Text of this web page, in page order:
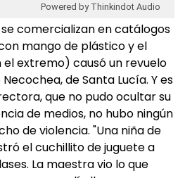
Powered by Thinkindot Audio
comercializan en catálogos
mango de plástico y el
extremo) causó un revuelo
de Santa Lucía. Y es
que no pudo ocultar su
de medios, no hubo ningún
de violencia. "Una niña de
el cuchillito de juguete a
La maestra vio lo que